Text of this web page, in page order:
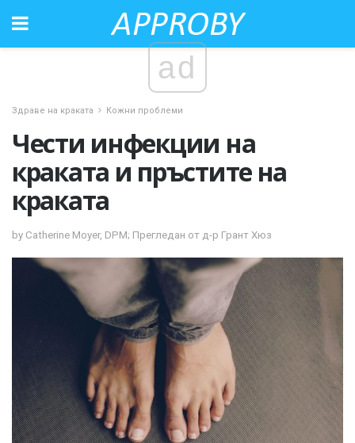
ad
Здраве на краката Кожни проблеми
Чести инфекции на
краката и пръстите на
краката
by Catherine Moyer, DPM; Прегледан от д-р Грант Хюз